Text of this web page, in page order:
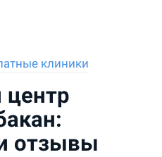
клиники
отзывы